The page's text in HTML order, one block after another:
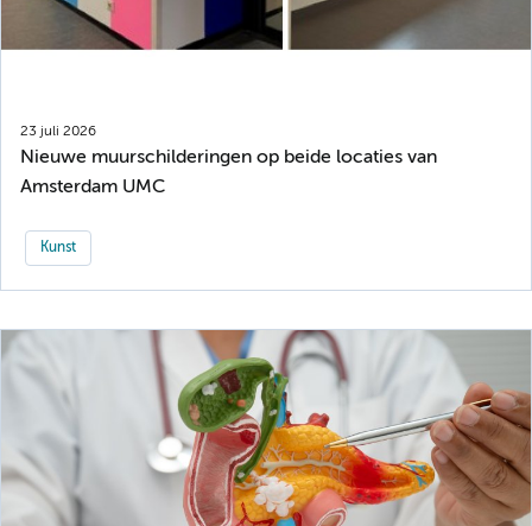
23 juli 2026
Nieuwe muurschilderingen op beide locaties van
Amsterdam UMC
Kunst